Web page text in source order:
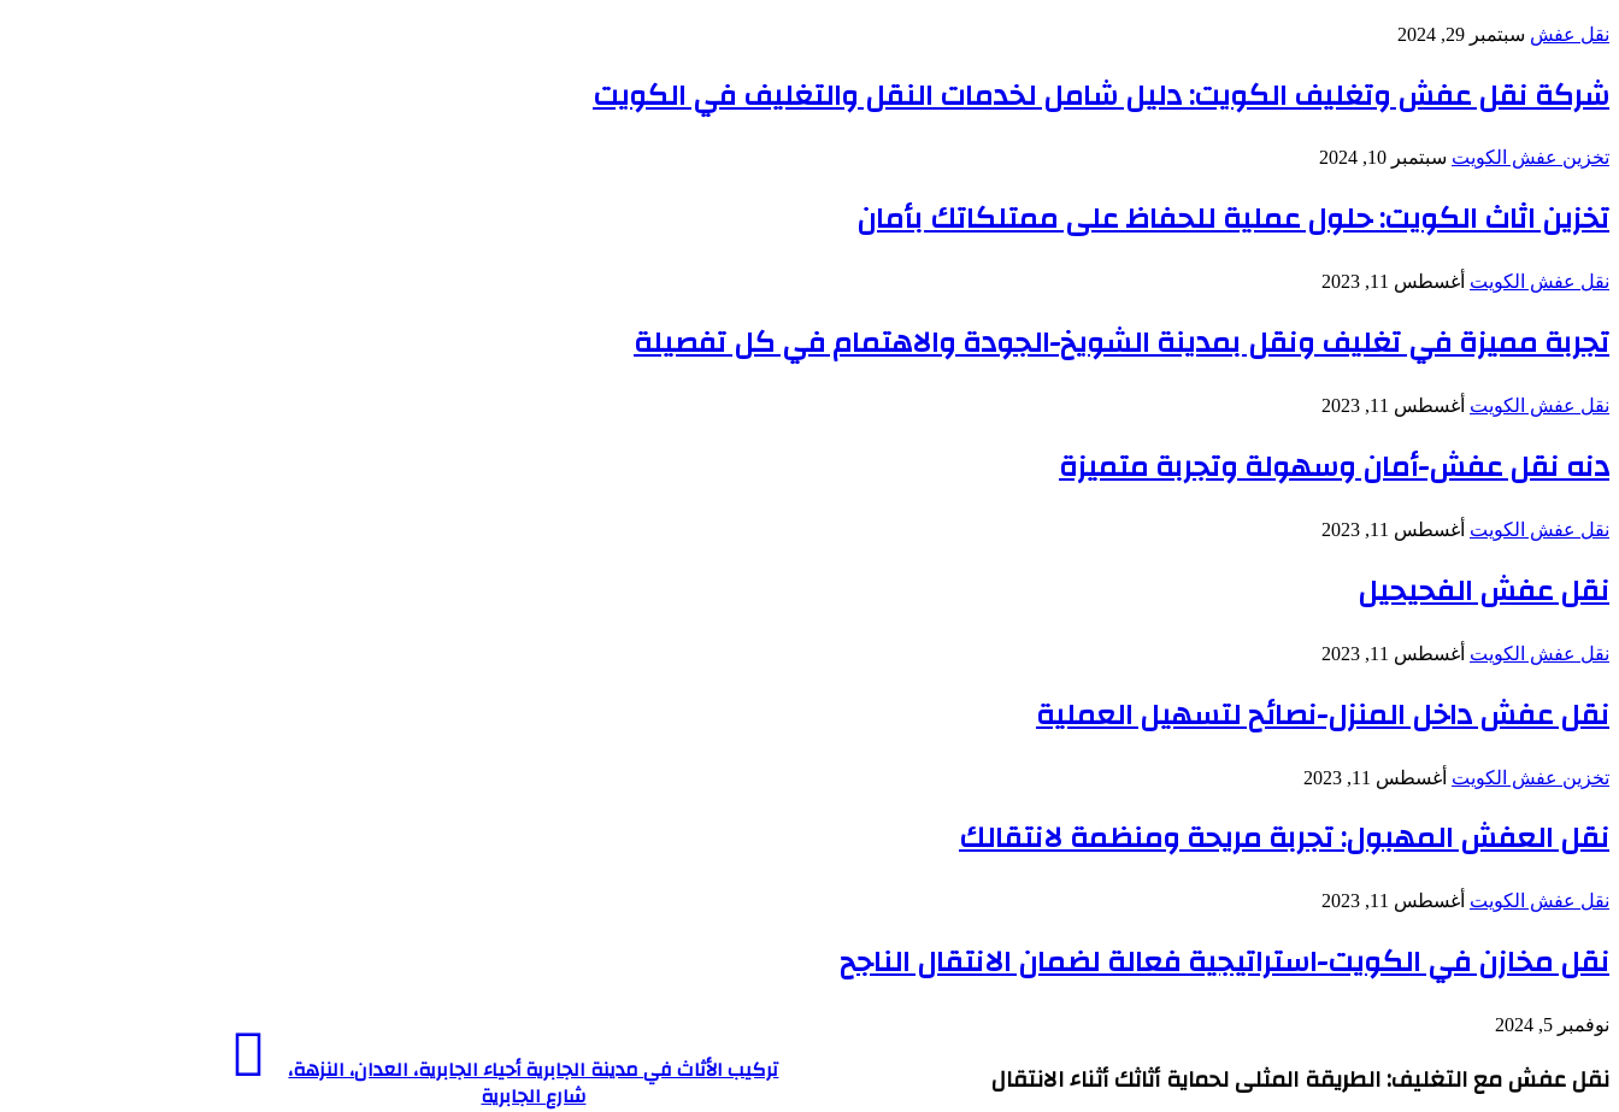
نقل عفش سبتمبر 29, 2024
شركة نقل عفش وتغليف الكويت: دليل شامل لخدمات النقل والتغليف في الكويت
تخزين عفش الكويت سبتمبر 10, 2024
تخزين اثاث الكويت: حلول عملية للحفاظ على ممتلكاتك بأمان
نقل عفش الكويت أغسطس 11, 2023
تجربة مميزة في تغليف ونقل بمدينة الشويخ-الجودة والاهتمام في كل تفصيلة
نقل عفش الكويت أغسطس 11, 2023
دنه نقل عفش-أمان وسهولة وتجربة متميزة
نقل عفش الكويت أغسطس 11, 2023
نقل عفش الفحيحيل
نقل عفش الكويت أغسطس 11, 2023
نقل عفش داخل المنزل-نصائح لتسهيل العملية
تخزين عفش الكويت أغسطس 11, 2023
نقل العفش المهبول: تجربة مريحة ومنظمة لانتقالك
نقل عفش الكويت أغسطس 11, 2023
نقل مخازن في الكويت-استراتيجية فعالة لضمان الانتقال الناجح
نوفمبر 5, 2024
نقل عفش مع التغليف: الطريقة المثلى لحماية أثاثك أثناء الانتقال تركيب الأثاث في مدينة الجابرية أحياء الجابرية، العدان، النزهة،
شارع الجابرية